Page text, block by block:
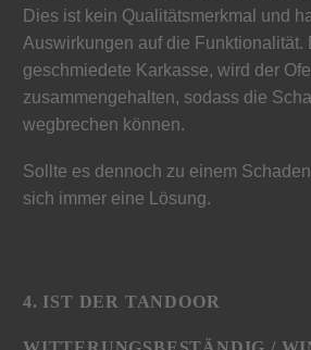
Dies ist kein Qualitätsmerkmal und
Auswirkungen auf die Funktionalität.
geschmiedete Karkasse, wird der
zusammengehalten, sodass die
wegbrechen können.
Sollte es dennoch zu einem
sich immer eine Lösung.
4. IST DER TANDOOR